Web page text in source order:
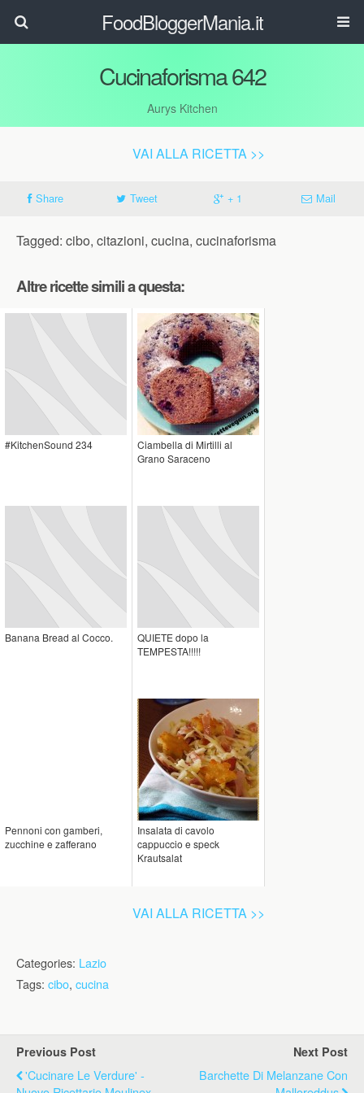
FoodBloggerMania.it
Cucinaforisma 642
Aurys Kitchen
VAI ALLA RICETTA >>
Share Tweet + 1 Mail
Tagged: cibo, citazioni, cucina, cucinaforisma
Altre ricette simili a questa:
#KitchenSound 234
Ciambella di Mirtilli al
Grano Saraceno
Banana Bread al Cocco.
QUIETE dopo la
TEMPESTA!!!!!
Pennoni con gamberi,
zucchine e zafferano
Insalata di cavolo
cappuccio e speck
Krautsalat
VAI ALLA RICETTA >>
Categories: Lazio
Tags: cibo, cucina
Previous Post
'Cucinare Le Verdure' -
Next Post
Barchette Di Melanzane Con